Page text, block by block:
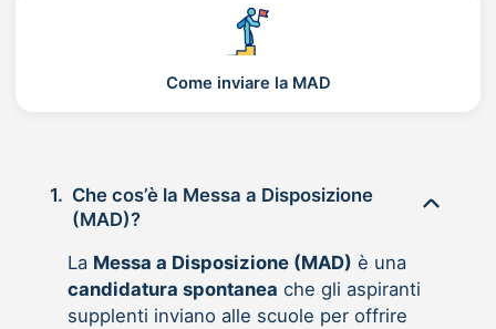
Come inviare la MAD
1. Che cos’è la Messa a Disposizione
(MAD)?
La Messa a Disposizione (MAD) è una
candidatura spontanea che gli aspiranti
supplenti inviano alle scuole per offrire